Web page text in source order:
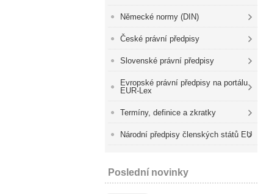
Německé normy (DIN)
České právní předpisy
Slovenské právní předpisy
Evropské právní předpisy na portálu
EUR-Lex
Termíny, definice a zkratky
Národní předpisy členských států EU
Poslední novinky